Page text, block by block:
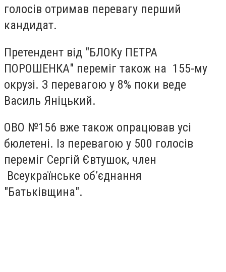
голосів отримав перевагу перший
кандидат.
Претендент від "БЛОКу ПЕТРА
ПОРОШЕНКА" переміг також на 155-му
окрузі. З перевагою у 8% поки веде
Василь Яніцький.
ОВО №156 вже також опрацював усі
бюлетені. Із перевагою у 500 голосів
переміг Сергій Євтушок, член
Всеукраїнське об’єднання
"Батьківщина".